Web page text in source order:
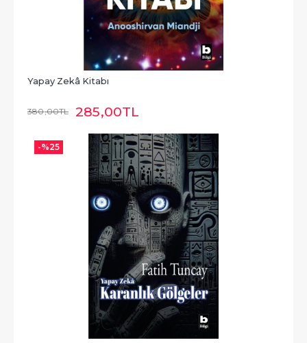
Yapay Zekâ Kitabı
380,00TL 285,00TL
-%25